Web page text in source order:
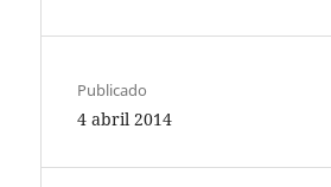
Publicado
4 abril 2014